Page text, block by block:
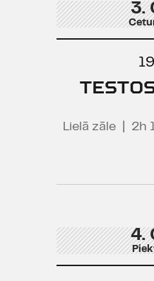
3.
Lielā zāle 2h
4.